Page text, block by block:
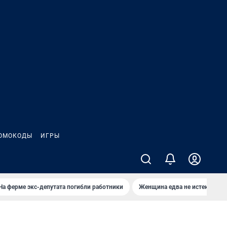
ИГРЫ
ферме экс-депутата погибли работники Женщина едва не истекла